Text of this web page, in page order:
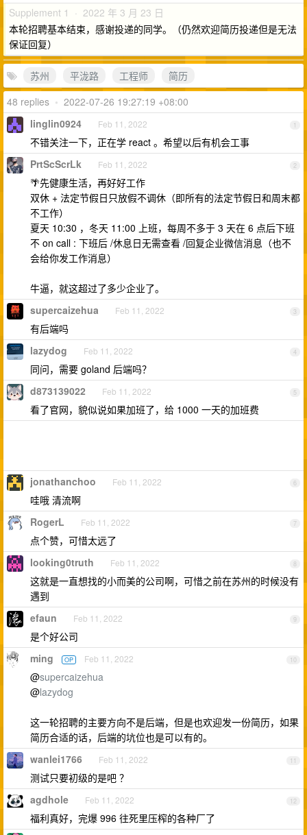
Supplement 1 · 2022 年 3 月 23 日
本轮招聘基本结束，感谢投递的同学。（仍然欢迎简历投递但是无法
保证回复）
苏州 平泷路 工程师
简历
48 replies • 2022-07-26 19:27:19 +08:00
1
linglin0924 Feb 11, 2022
不错关注一下，正在学 react 。希望以后有机会工事
2
PrtScScrLk Feb 11, 2022
🌴先健康生活，再好好工作
双休 + 法定节假日只放假不调休（即所有的法定节假日和周末都
不工作）
夏天 10:30 ，冬天 11:00 上班，每周不多于 3 天在 6 点后下班
不 on call : 下班后 /休息日无需查看 /回复企业微信消息（也不
会给你发工作消息）
牛逼，就这超过了多少企业了。
3
supercaizehua Feb 11, 2022
有后端吗
4
lazydog Feb 11, 2022
同问，需要 goland 后端吗？
5
d873139022 Feb 11, 2022
看了官网，貌似说如果加班了，给 1000 一天的加班费
6
jonathanchoo Feb 11, 2022
哇哦 清流啊
7
RogerL Feb 11, 2022
点个赞，可惜太远了
8
looking0truth Feb 11, 2022
这就是一直想找的小而美的公司啊，可惜之前在苏州的时候没有
遇到
9
efaun Feb 11, 2022
是个好公司
10
ming OP Feb 11, 2022
@supercaizehua
@lazydog
这一轮招聘的主要方向不是后端，但是也欢迎发一份简历，如果
简历合适的话，后端的坑位也是可以有的。
11
wanlei1766 Feb 11, 2022
测试只要初级的是吧 ？
12
agdhole Feb 11, 2022
福利真好，完爆 996 往死里压榨的各种厂了